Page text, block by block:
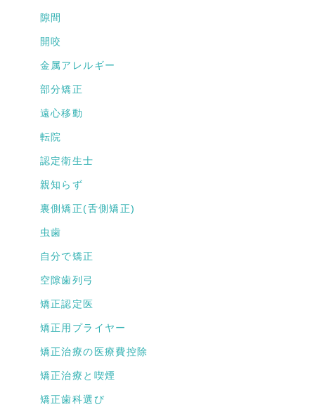
隙間
開咬
金属アレルギー
部分矯正
遠心移動
転院
認定衛生士
親知らず
裏側矯正(舌側矯正)
虫歯
自分で矯正
空隙歯列弓
矯正認定医
矯正用プライヤー
矯正治療の医療費控除
矯正治療と喫煙
矯正歯科選び